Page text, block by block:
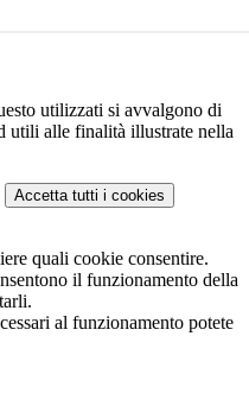
utilizzati si avvalgono di
utili alle finalità illustrate nella
Accetta tutti i cookies
quali cookie consentire.
il funzionamento della
al funzionamento potete